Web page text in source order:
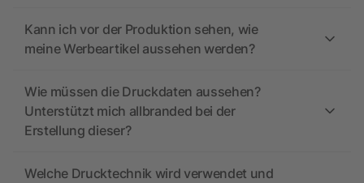
Kann ich vor der Produktion sehen, wie
meine Werbeartikel aussehen werden?
Wie müssen die Druckdaten aussehen?
Unterstützt mich allbranded bei der
Erstellung dieser?
Welche Drucktechnik wird verwendet und